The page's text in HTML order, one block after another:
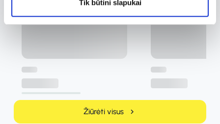
Tik būtini slapukai
Žiūrėti visus chevron_right